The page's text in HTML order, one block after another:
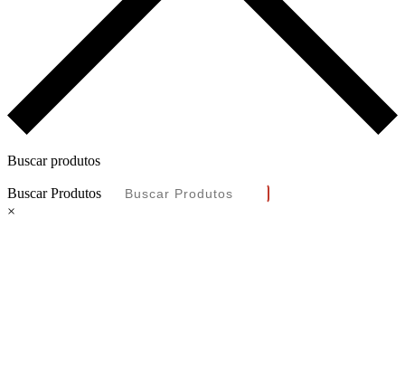
Buscar produtos
Buscar Produtos
×